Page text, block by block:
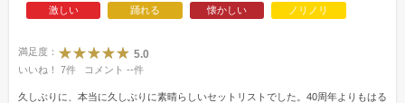
激しい 踊れる 懐かしい ノリノリ
満足度： 5.0
いいね！ 7件 コメント --件
久しぶりに、本当に久しぶりに素晴らしいセットリストでした。40周年よりもはる